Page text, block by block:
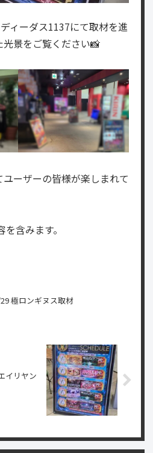
ィーダス1137にて取材を進
景をご覧ください📸
ーザーの皆様が楽しまれて
含みます。
極ロンギヌス取材
イリヤン